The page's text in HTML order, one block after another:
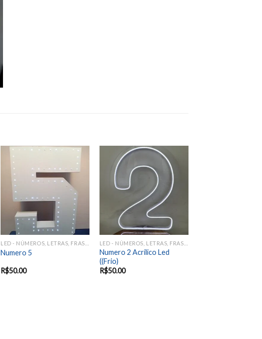
Add to
wishlist
Numero 5
R$50.00
Add to
wishlist
Numero 2 Acrilico Led
((Frio)
R$50.00